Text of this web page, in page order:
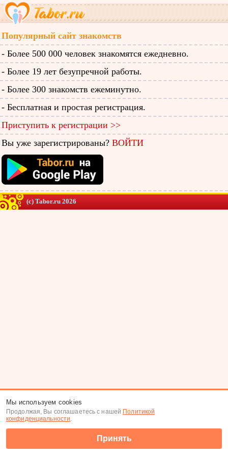
Популярный сайт знакомств
- Более 500 000 человек знакомятся ежедневно.
- Более 19 лет безупречной работы.
- Более 300 знакомств ежеминутно.
- Бесплатная и простая регистрация.
Приступить к регистрации >>
Вы уже зарегистрированы? ВОЙТИ
(c) Tabor.ru 2026
Мы используем cookies
Продолжая, Вы соглашаетесь с нашей Политикой
конфиденциальности.
Принять